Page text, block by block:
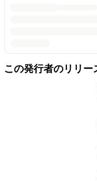
この発行者のリリー